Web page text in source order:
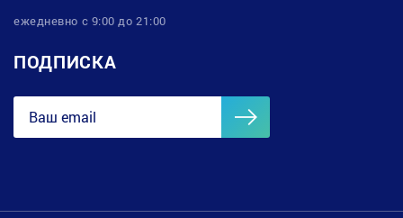
ежедневно с 9:00 до 21:00
ПОДПИСКА